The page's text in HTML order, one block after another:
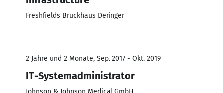
Freshfields Bruckhaus Deringer
2 Jahre und 2 Monate, Sep. 2017 - Okt. 2019
IT-Systemadministrator
Johnson & Johnson Medical GmbH